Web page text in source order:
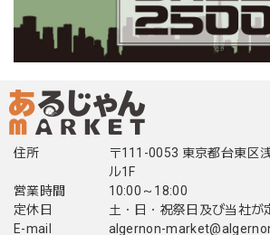
住所
〒111-0053 東京都台東区
ル1F
営業時間
10:00～18:00
定休日
土・日・祝祭日及び当社が
E-mail
algernon-